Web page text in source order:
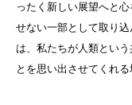
ったく新しい展望へと
せない一部として取り
は、私たちが人類とい
とを思い出させてくれる